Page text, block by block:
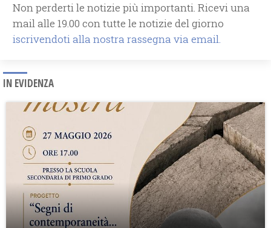
Non perderti le notizie più importanti. Ricevi una
mail alle 19.00 con tutte le notizie del giorno
iscrivendoti alla nostra rassegna via email.
IN EVIDENZA